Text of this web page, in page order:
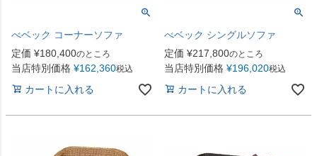
べベック コーナーソファ
定価 ¥180,400のところ
当店特別価格 ¥162,360税込
カートに入れる
べベック シングルソファ
定価 ¥217,800のところ
当店特別価格 ¥196,020税込
カートに入れる